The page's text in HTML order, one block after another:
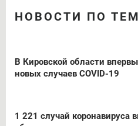
НОВОСТИ ПО
В Кировской области
новых случаев COVID-19
1 221 случай коронавируса